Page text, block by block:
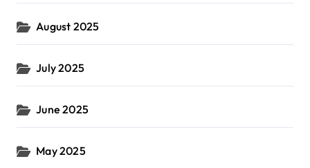
August 2025
July 2025
June 2025
May 2025